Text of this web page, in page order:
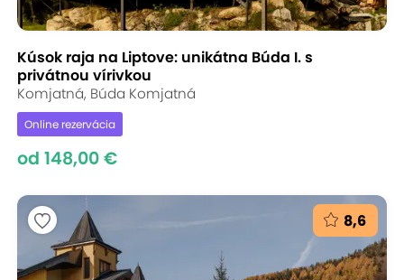
Kúsok raja na Liptove: unikátna Búda I. s
privátnou vírivkou
Komjatná, Búda Komjatná
Online rezervácia
od 148,00 €
8,6